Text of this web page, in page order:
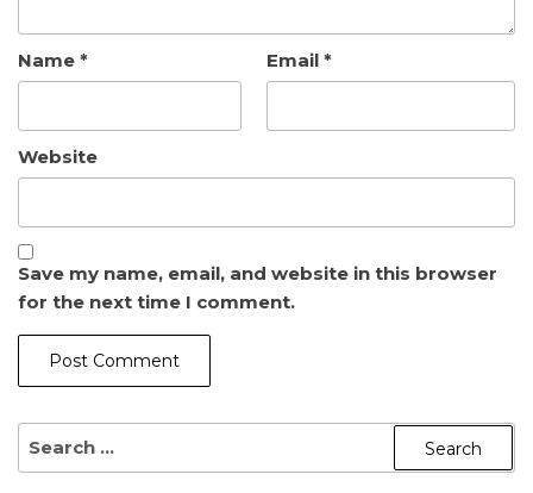
Name * Email *
Website
Save my name, email, and website in this browser
for the next time I comment.